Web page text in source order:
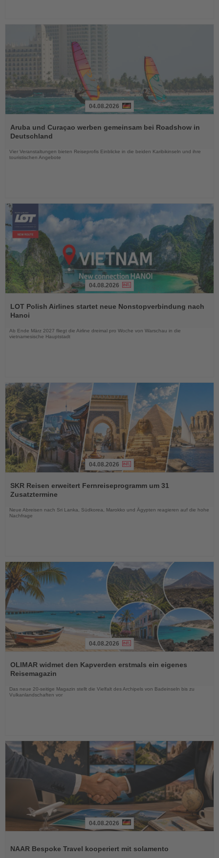
Sie
die
04.08.2026
Aruba und Curaçao werben gemeinsam bei Roadshow in
Deutschland
Vier Veranstaltungen bieten Reiseprofis Einblicke in die beiden Karibikinseln und ihre
touristischen Angebote
Sie
die
04.08.2026
LOT Polish Airlines startet neue Nonstopverbindung nach
Hanoi
Ab Ende März 2027 fliegt die Airline dreimal pro Woche von Warschau in die
vietnamesische Hauptstadt
Sie
die
04.08.2026
SKR Reisen erweitert Fernreiseprogramm um 31
Zusatztermine
Neue Abreisen nach Sri Lanka, Südkorea, Marokko und Ägypten reagieren auf die hohe
Nachfrage
Sie
die
Nachrichten
04.08.2026
OLIMAR widmet den Kapverden erstmals ein eigenes
Reisemagazin
Das neue 20-seitige Magazin stellt die Vielfalt des Archipels von Badeinseln bis zu
Vulkanlandschaften vor
die
04.08.2026
NAAR Bespoke Travel kooperiert mit solamento